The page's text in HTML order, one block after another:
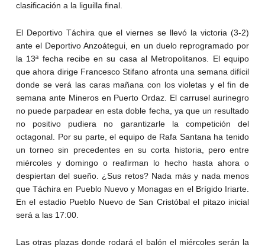
clasificación a la liguilla final.
El Deportivo Táchira que el viernes se llevó la victoria (3-2)
ante el Deportivo Anzoátegui, en un duelo reprogramado por
la 13ª fecha recibe en su casa al Metropolitanos. El equipo
que ahora dirige Francesco Stifano afronta una semana difícil
donde se verá las caras mañana con los violetas y el fin de
semana ante Mineros en Puerto Ordaz. El carrusel aurinegro
no puede parpadear en esta doble fecha, ya que un resultado
no positivo pudiera no garantizarle la competición del
octagonal. Por su parte, el equipo de Rafa Santana ha tenido
un torneo sin precedentes en su corta historia, pero entre
miércoles y domingo o reafirman lo hecho hasta ahora o
despiertan del sueño. ¿Sus retos? Nada más y nada menos
que Táchira en Pueblo Nuevo y Monagas en el Brígido Iriarte.
En el estadio Pueblo Nuevo de San Cristóbal el pitazo inicial
será a las 17:00.
Las otras plazas donde rodará el balón el miércoles serán la